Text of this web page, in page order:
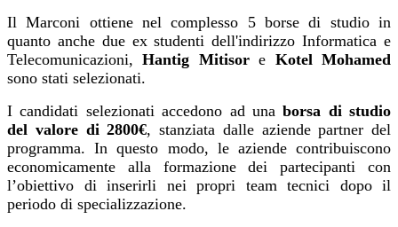
Il Marconi ottiene nel complesso 5 borse di studio in
quanto anche due ex studenti dell'indirizzo Informatica e
Telecomunicazioni,Hantig Mitisore Kotel Mohamed
sono stati selezionati.
I candidati selezionati accedono ad unaborsa di studio
del valore di 2800€, stanziata dalle aziende partner del
programma. In questo modo, le aziende contribuiscono
economicamente alla formazione dei partecipanti con
l’obiettivo di inserirli nei propri team tecnici dopo il
periodo di specializzazione.